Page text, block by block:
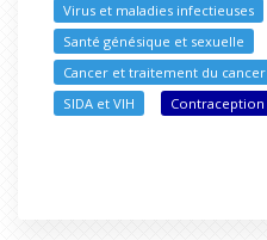
Virus et maladies infectieuses
Santé génésique et sexuelle
Cancer et traitement du cancer
SIDA et VIH
Contraception